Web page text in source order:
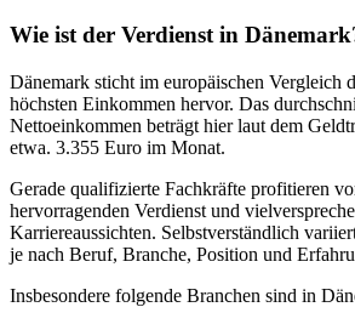
Wie ist der Verdienst in
Dänemark sticht im europäischen Vergleich
höchsten Einkommen hervor. Das
Nettoeinkommen beträgt hier laut dem
etwa. 3.355 Euro im Monat.
Gerade qualifizierte Fachkräfte profitieren
hervorragenden Verdienst und
Karriereaussichten. Selbstverständlich
je nach Beruf, Branche, Position und
Insbesondere folgende Branchen sind in